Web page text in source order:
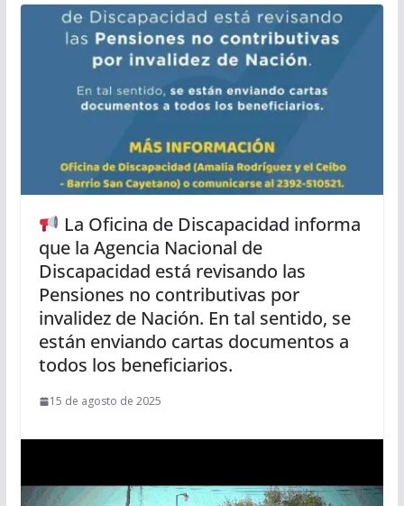
La Oficina de Discapacidad informa
que la Agencia Nacional de
Discapacidad está revisando las
Pensiones no contributivas por
invalidez de Nación. En tal sentido, se
están enviando cartas documentos a
todos los beneficiarios.
15 de agosto de 2025